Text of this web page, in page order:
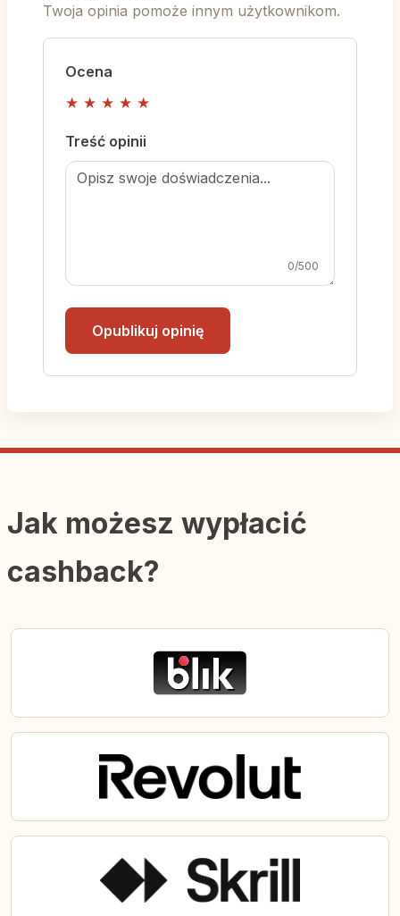
Twoja opinia pomoże innym użytkownikom.
Ocena
★ ★ ★ ★ ★
Treść opinii
0/500
Opublikuj opinię
Jak możesz wypłacić
cashback?